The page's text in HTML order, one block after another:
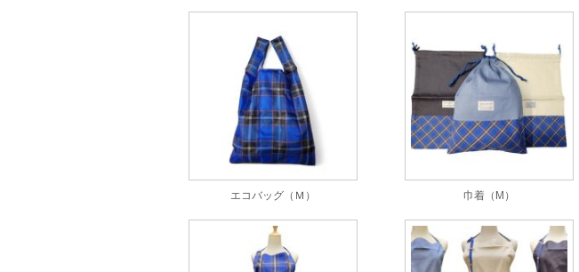
エコバッグ（Ｍ） 巾着（M）